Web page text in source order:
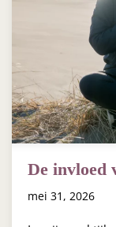
De invloed
mei 31, 2026